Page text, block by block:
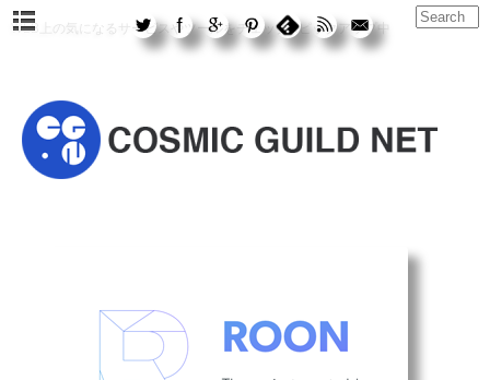
WEB上の気になるサービスやツールをチェック&ピックアップ中